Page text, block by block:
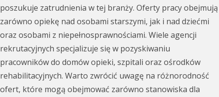
poszukuje zatrudnienia w tej branży. Oferty pracy obejmują
zarówno opiekę nad osobami starszymi, jak i nad dziećmi
oraz osobami z niepełnosprawnościami. Wiele agencji
rekrutacyjnych specjalizuje się w pozyskiwaniu
pracowników do domów opieki, szpitali oraz ośrodków
rehabilitacyjnych. Warto zwrócić uwagę na różnorodność
ofert, które mogą obejmować zarówno stanowiska dla